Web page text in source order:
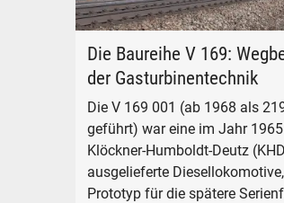
Die Baureihe V 169:
der Gasturbinentechnik
Die V 169 001 (ab 1968 als
geführt) war eine im Jahr
Klöckner-Humboldt-Deutz
ausgelieferte
Prototyp für die spätere